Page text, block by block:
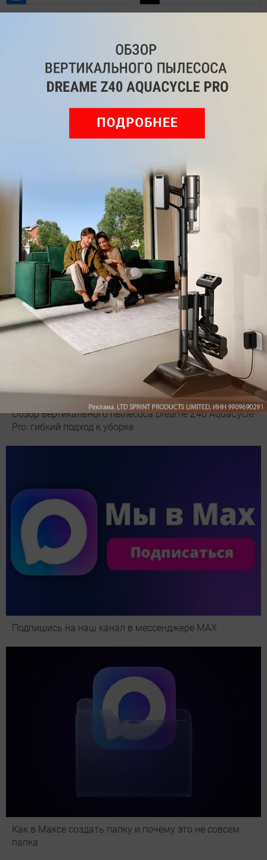
Комментарии
Мы знаем, вам есть что сказать!
Рекомендуем
Обзор вертикального пылесоса Dreame Z40 AquaCycle
Pro: гибкий подход к уборке
Подпишись на наш канал в мессенджере МАХ
Как в Максе создать папку и почему это не совсем
папка